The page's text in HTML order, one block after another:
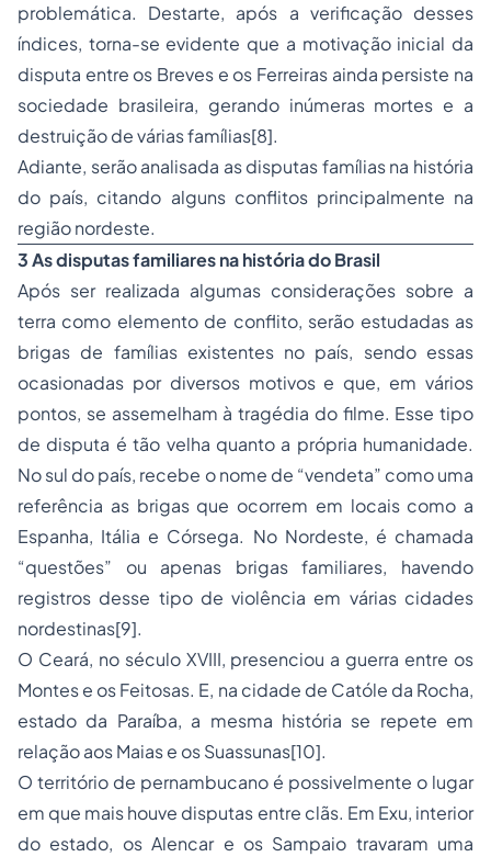
problemática. Destarte, após a verificação desses
índices, torna-se evidente que a motivação inicial da
disputa entre os Breves e os Ferreiras ainda persiste na
sociedade brasileira, gerando inúmeras mortes e a
destruição de várias famílias[8].
Adiante, serão analisada as disputas famílias na história
do país, citando alguns conflitos principalmente na
região nordeste.
3 As disputas familiares na história do Brasil
Após ser realizada algumas considerações sobre a
terra como elemento de conflito, serão estudadas as
brigas de famílias existentes no país, sendo essas
ocasionadas por diversos motivos e que, em vários
pontos, se assemelham à tragédia do filme. Esse tipo
de disputa é tão velha quanto a própria humanidade.
No sul do país, recebe o nome de “vendeta” como uma
referência as brigas que ocorrem em locais como a
Espanha, Itália e Córsega. No Nordeste, é chamada
“questões” ou apenas brigas familiares, havendo
registros desse tipo de violência em várias cidades
nordestinas[9].
O Ceará, no século XVIII, presenciou a guerra entre os
Montes e os Feitosas. E, na cidade de Católe da Rocha,
estado da Paraíba, a mesma história se repete em
relação aos Maias e os Suassunas[10].
O território de pernambucano é possivelmente o lugar
em que mais houve disputas entre clãs. Em Exu, interior
do estado, os Alencar e os Sampaio travaram uma